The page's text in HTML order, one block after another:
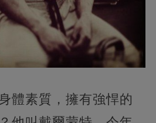
體素質，擁有強悍的